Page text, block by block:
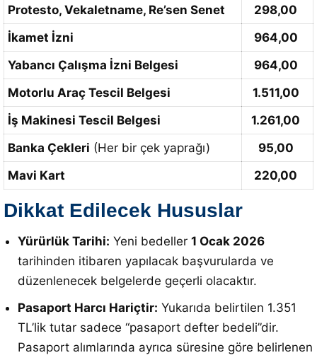
Protesto, Vekaletname, Re’sen Senet
298,00
İkamet İzni
964,00
Yabancı Çalışma İzni Belgesi
964,00
Motorlu Araç Tescil Belgesi
1.511,00
İş Makinesi Tescil Belgesi
1.261,00
Banka Çekleri (Her bir çek yaprağı)
95,00
Mavi Kart
220,00
Dikkat Edilecek Hususlar
Yürürlük Tarihi: Yeni bedeller 1 Ocak 2026
tarihinden itibaren yapılacak başvurularda ve
düzenlenecek belgelerde geçerli olacaktır.
Pasaport Harcı Hariçtir: Yukarıda belirtilen 1.351
TL’lik tutar sadece “pasaport defter bedeli”dir.
Pasaport alımlarında ayrıca süresine göre belirlenen